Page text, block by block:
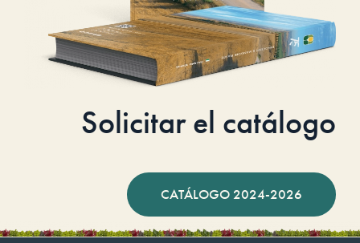
Solicitar el catálogo
CATÁLOGO 2024-2026